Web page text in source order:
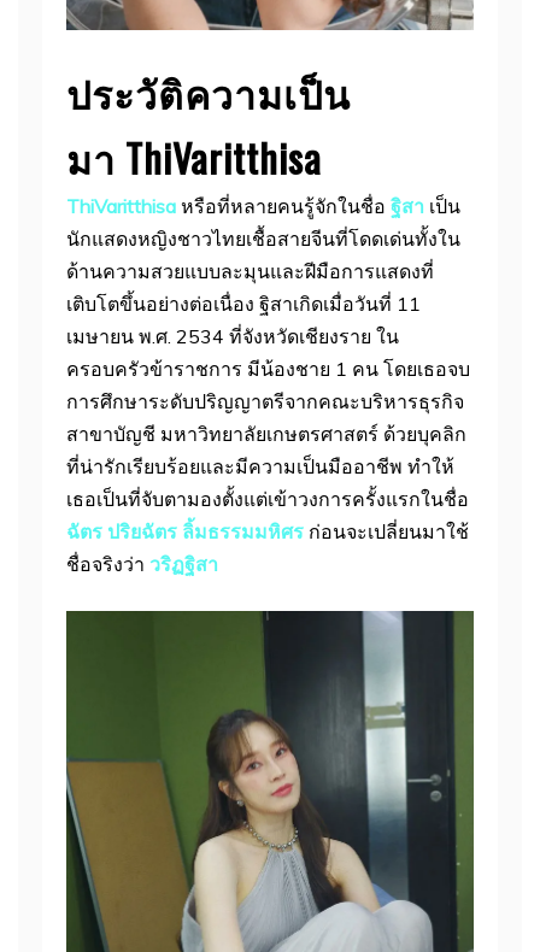
ประวัติความเป็น
มา ThiVaritthisa
ThiVaritthisa หรือที่หลายคนรู้จักในชื่อ ฐิสา เป็น
นักแสดงหญิงชาวไทยเชื้อสายจีนที่โดดเด่นทั้งใน
ด้านความสวยแบบละมุนและฝีมือการแสดงที่
เติบโตขึ้นอย่างต่อเนื่อง ฐิสาเกิดเมื่อวันที่ 11
เมษายน พ.ศ. 2534 ที่จังหวัดเชียงราย ใน
ครอบครัวข้าราชการ มีน้องชาย 1 คน โดยเธอจบ
การศึกษาระดับปริญญาตรีจากคณะบริหารธุรกิจ
สาขาบัญชี มหาวิทยาลัยเกษตรศาสตร์ ด้วยบุคลิก
ที่น่ารักเรียบร้อยและมีความเป็นมืออาชีพ ทำให้
เธอเป็นที่จับตามองตั้งแต่เข้าวงการครั้งแรกในชื่อ
ฉัตร ปริยฉัตร ลิ้มธรรมมหิศร ก่อนจะเปลี่ยนมาใช้
ชื่อจริงว่า วริฏฐิสา